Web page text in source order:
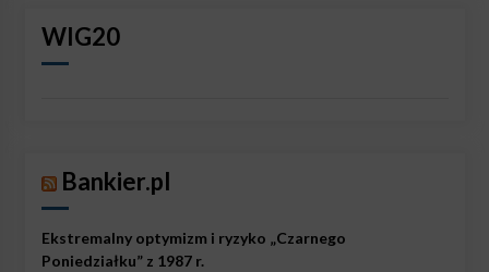
WIG20
Bankier.pl
Ekstremalny optymizm i ryzyko „Czarnego
Poniedziałku” z 1987 r.